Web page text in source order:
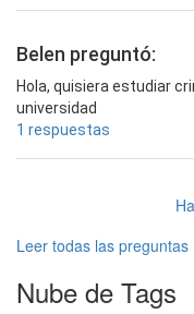
Belen preguntó:
Hola, quisiera estudiar
universidad
1 respuestas
Leer todas las preguntas
Nube de Tags